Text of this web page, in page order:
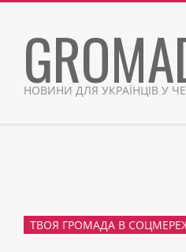
content
НОВИНИ ДЛЯ УКРАЇНЦІВ У
ТВОЯ ГРОМАДА В